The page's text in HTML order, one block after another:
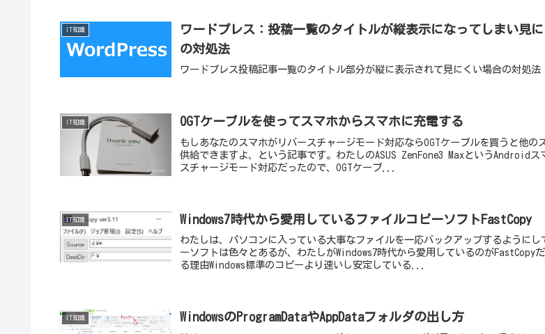
IT知識
ワードプレス：投稿一覧のタイトルが縦表示になってしまい見
の対処法
ワードプレス投稿記事一覧のタイトル部分が縦に表示されて見にくい場合の対処法
IT知識 OGTケーブルを使ってスマホからスマホに充電する
もしあなたのスマホがリバースチャージモード対応ならOGTケーブルを買うと他の
供給できますよ、という記事です。わたしのASUS ZenFone3 MaxというAndroidス
スチャージモード対応だったので、OGTケーブ...
IT知識 Windows7時代から愛用しているファイルコピーソフトFastCopy
わたしは、パソコンに入っている大事なファイルを一応バックアップするようにし
ーソフトは色々とあるが、わたしがWindows7時代から愛用しているのがFastCopy
る理由Windows標準のコピーより速いし安定している...
IT知識 WindowsのProgramDataやAppDataフォルダの出し方